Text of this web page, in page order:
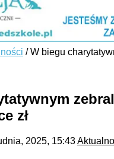
/ W biegu
zł
2025, 15:43